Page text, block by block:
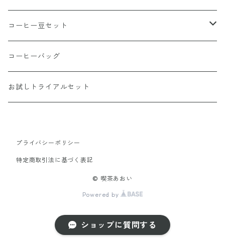
ブレンド
シングルオリジン
浅煎り
深煎り
コーヒー豆セット
おすすめコーヒーセット
送料無料定期便
コーヒーバッグ
お試しトライアルセット
プライバシーポリシー
特定商取引法に基づく表記
© 喫茶あおい
Powered by
ショップに質問する